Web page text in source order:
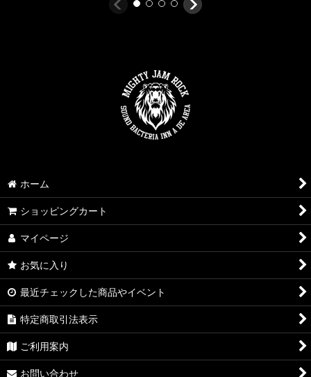
ホーム
ショッピングカート
マイページ
お気に入り
最近チェックした商品やイベント
特定商取引法表示
ご利用案内
お問い合わせ